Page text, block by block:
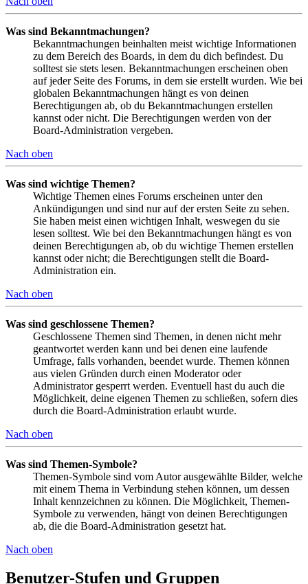
Was sind Bekanntmachungen?
Bekanntmachungen beinhalten meist wichtige Informationen
zu dem Bereich des Boards, in dem du dich befindest. Du
solltest sie stets lesen. Bekanntmachungen erscheinen oben
auf jeder Seite des Forums, in dem sie erstellt wurden. Wie bei
globalen Bekanntmachungen hängt es von deinen
Berechtigungen ab, ob du Bekanntmachungen erstellen
kannst oder nicht. Die Berechtigungen werden von der
Board-Administration vergeben.
Nach oben
Was sind wichtige Themen?
Wichtige Themen eines Forums erscheinen unter den
Ankündigungen und sind nur auf der ersten Seite zu sehen.
Sie haben meist einen wichtigen Inhalt, weswegen du sie
lesen solltest. Wie bei den Bekanntmachungen hängt es von
deinen Berechtigungen ab, ob du wichtige Themen erstellen
kannst oder nicht; die Berechtigungen stellt die Board-
Administration ein.
Nach oben
Was sind geschlossene Themen?
Geschlossene Themen sind Themen, in denen nicht mehr
geantwortet werden kann und bei denen eine laufende
Umfrage, falls vorhanden, beendet wurde. Themen können
aus vielen Gründen durch einen Moderator oder
Administrator gesperrt werden. Eventuell hast du auch die
Möglichkeit, deine eigenen Themen zu schließen, sofern dies
durch die Board-Administration erlaubt wurde.
Nach oben
Was sind Themen-Symbole?
Themen-Symbole sind vom Autor ausgewählte Bilder, welche
mit einem Thema in Verbindung stehen können, um dessen
Inhalt kennzeichnen zu können. Die Möglichkeit, Themen-
Symbole zu verwenden, hängt von deinen Berechtigungen
ab, die die Board-Administration gesetzt hat.
Nach oben
Benutzer-Stufen und Gruppen